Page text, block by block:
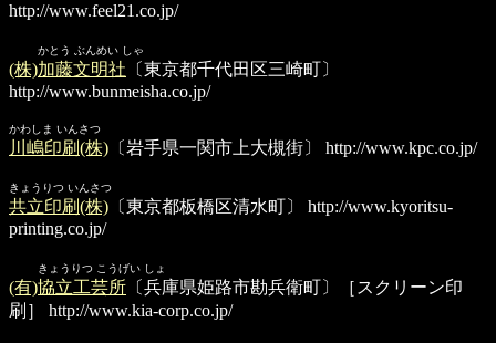
http://www.feel21.co.jp/
かとう ぶんめい しゃ
(株)加藤文明社 〔東京都千代田区三崎町〕
http://www.bunmeisha.co.jp/
かわしま いんさつ
川嶋印刷(株) 〔岩手県一関市上大槻街〕 http://www.kpc.co.jp/
きょうりつ いんさつ
共立印刷(株) 〔東京都板橋区清水町〕
http://www.kyoritsu-
printing.co.jp/
きょうりつ こうげい しょ
(有)協立工芸所 〔兵庫県姫路市勘兵衛町〕［スクリーン印
刷］
http://www.kia-corp.co.jp/